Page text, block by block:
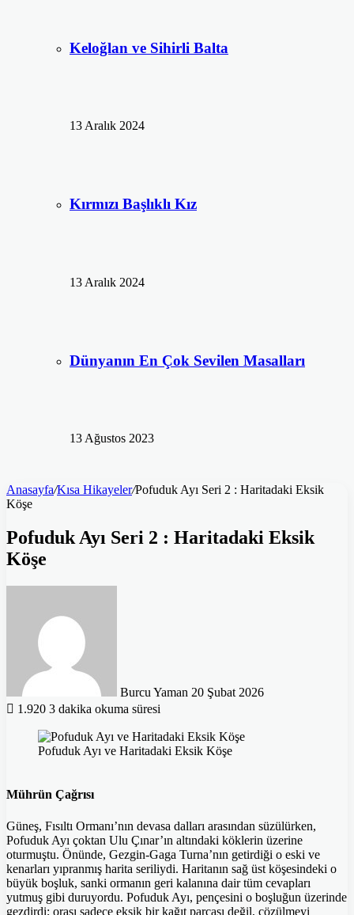
Keloğlan ve Sihirli Balta
13 Aralık 2024
Kırmızı Başlıklı Kız
13 Aralık 2024
Dünyanın En Çok Sevilen Masalları
13 Ağustos 2023
Anasayfa/Kısa Hikayeler/Pofuduk Ayı Seri 2 : Haritadaki Eksik
Köşe
Pofuduk Ayı Seri 2 : Haritadaki Eksik
Köşe
Burcu Yaman 20 Şubat 2026
1.920 3 dakika okuma süresi
Pofuduk Ayı ve Haritadaki Eksik Köşe
Mührün Çağrısı
Güneş, Fısıltı Ormanı’nın devasa dalları arasından süzülürken,
Pofuduk Ayı çoktan Ulu Çınar’ın altındaki köklerin üzerine
oturmuştu. Önünde, Gezgin-Gaga Turna’nın getirdiği o eski ve
kenarları yıpranmış harita seriliydi. Haritanın sağ üst köşesindeki o
büyük boşluk, sanki ormanın geri kalanına dair tüm cevapları
yutmuş gibi duruyordu. Pofuduk Ayı, pençesini o boşluğun üzerinde
gezdirdi; orası sadece eksik bir kağıt parçası değil, çözülmeyi